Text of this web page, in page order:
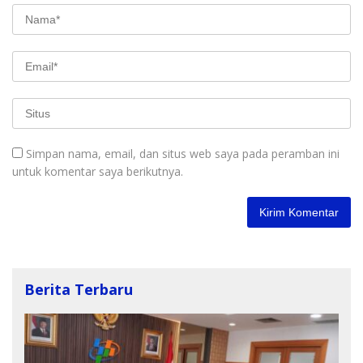
Simpan nama, email, dan situs web saya pada peramban ini
untuk komentar saya berikutnya.
Berita Terbaru